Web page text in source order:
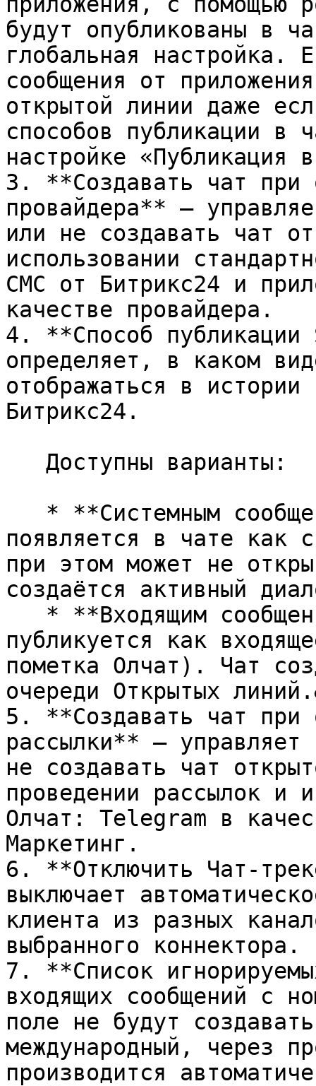
будут опубликованы в
глобальная настройка.
сообщения от
открытой линии даже
способов публикации в
настройке «Публикация
3. **Создавать чат при
провайдера** —
или не создавать чат
использовании
СМС от Битрикс24 и
качестве провайдера.
4. **Способ публикации
определяет, в каком
отображаться в
Битрикс24.
появляется в чате как
при этом может не
создаётся активный
публикуется как
пометка Олчат). Чат
очереди Открытых
5. **Создавать чат при
рассылки** — управляет
не создавать чат
проведении рассылок и
Олчат: Telegram в
Маркетинг.
6. **Отключить Чат-
выключает
клиента из разных
выбранного коннектора.
7. **Список
входящих сообщений с
поле не будут
международный, через
производится